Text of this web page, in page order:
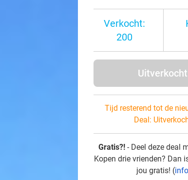
Verkocht:
200
Tijd resterend tot de
Deal:
Gratis?! - Deel deze deal
Kopen drie vrienden? Dan
jou gratis! (info